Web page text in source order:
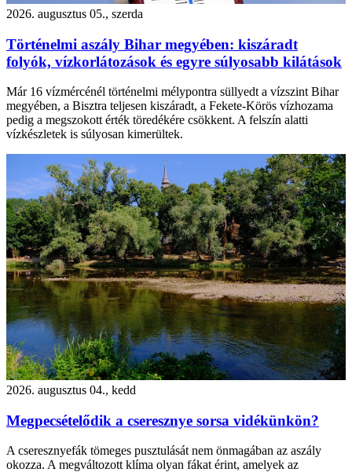
2026. augusztus 05., szerda
Történelmi aszály Bihar megyében: kiszáradt
folyók, vízkorlátozások és egyre súlyosabb kilátások
Már 16 vízmércénél történelmi mélypontra süllyedt a vízszint Bihar
megyében, a Bisztra teljesen kiszáradt, a Fekete-Körös vízhozama
pedig a megszokott érték töredékére csökkent. A felszín alatti
vízkészletek is súlyosan kimerültek.
2026. augusztus 04., kedd
Megpecsételődik a cseresznye sorsa vidékünkön?
A cseresznyefák tömeges pusztulását nem önmagában az aszály
okozza. A megváltozott klíma olyan fákat érint, amelyek az